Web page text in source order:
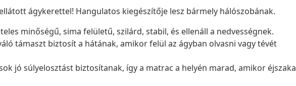
ágykerettel! Hangulatos kiegészítője lesz bármely hálószobának.
minőségű, sima felületű, szilárd, stabil, és ellenáll a nedvességnek.
támaszt biztosít a hátának, amikor felül az ágyban olvasni vagy tévét
jó súlyelosztást biztosítanak, így a matrac a helyén marad, amikor éjszaka